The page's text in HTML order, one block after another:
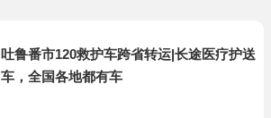
吐鲁番市120救护车跨省转运|长途医疗护送
车，全国各地都有车